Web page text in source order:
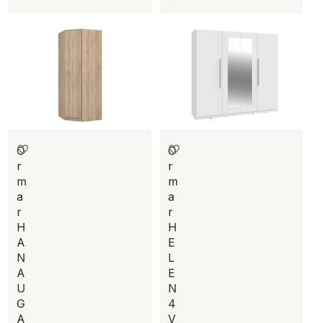
O
r
m
a
r
H
A
N
A
U
G
A
O
r
m
a
r
H
E
L
E
N
4
V